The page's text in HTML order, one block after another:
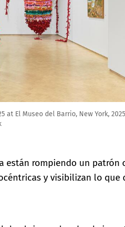
at El Museo del Barrio, New York,
están rompiendo un patrón
y visibilizan lo que